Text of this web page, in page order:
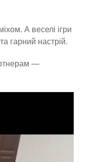
А веселі ігри
гарний настрій.
—